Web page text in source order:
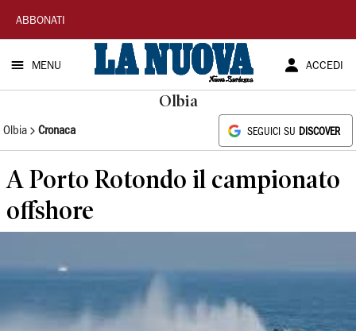
La
Nuova
Sardegna
ABBONATI
MENU ACCEDI
Olbia
Olbia Cronaca SEGUICI SU DISCOVER
A Porto Rotondo il campionato
offshore